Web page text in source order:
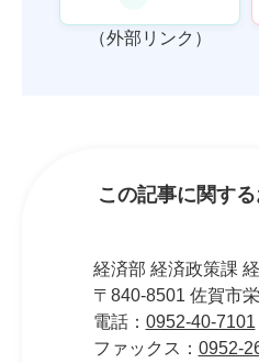
（外部リンク）
この記事に関す
経済部 経済政策課
〒840-8501 佐賀市
電話： 0952-40-7101
ファックス： 0952-